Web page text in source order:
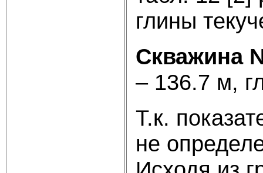
глины
Скважина
– 136.7 м,
Т.к.
не